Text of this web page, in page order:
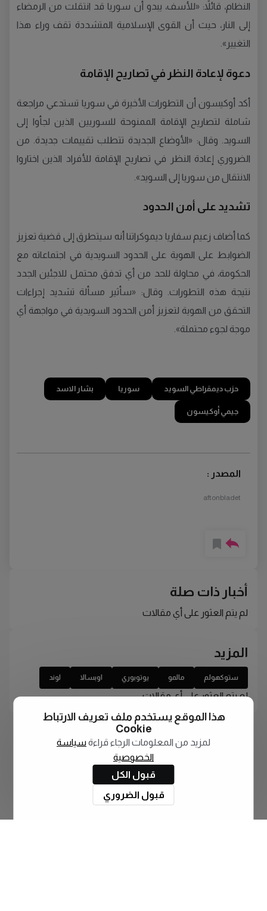
النظام، قائلاً: «للأسف، يبدو أن سوريا قد انتقلت من الرمضاء
إلى النار، حيث أن القوى الإسلامية المتشددة تقف وراء هذا
التغيير».
دعوة لإعادة النظر في تصاريح الإقامة
أكد أوكيسون أن التطورات الأخيرة في سوريا تستدعي مراجعة
شاملة لتصاريح الإقامة الممنوحة للسوريين الذين لجأوا إلى
السويد. وقال: «الأوضاع الجديدة تتطلب تقييمات جديدة. من
الضروري إعادة النظر في تصاريح الإقامة للأفراد الذين اختاروا
الانتقال من سوريا إلى السويد».
تشديد على أمن الحدود
كما أضاف زعيم سفاريا ديموكراتنا أنه سيتطرق إلى قضية تعزيز
الضوابط على الهوية على الحدود السويدية في اجتماعاته مع
الحكومة، في محاولة للحد من أي تدفق محتمل للاجئين الجدد
نتيجة هذه التطورات. وقال: «سأثير مسألة تشديد إجراءات
التحقق من الهوية لتعزيز أمن الحدود السويدية في مواجهة أي
موجة لجوء محتملة».
حزب ديمقراطي السويد سوريا بشار الاسد
جيمي أوكيسون
المصدر :
aftonbladet
أخبار ذات صلة
لم يتم العثور على أي مقالات
المزيد
ستوكهولم مالمو يوتوبوري اوبسالا لوند
لم يتم العثور على أي مقالات
هذا الموقع يستخدم ملف تعريف الارتباط
Cookie
لمزيد من المعلومات الرجاء قراءة سياسة
الخصوصية
قبول الكل
قبول الضروري